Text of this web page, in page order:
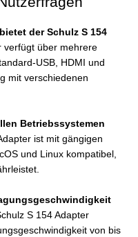
der Schulz S 154
verfügt über mehrere
USB, HDMI und
mit verschiedenen
Betriebssystemen
ist mit gängigen
und Linux kompatibel,
S 154 Adapter
von bis